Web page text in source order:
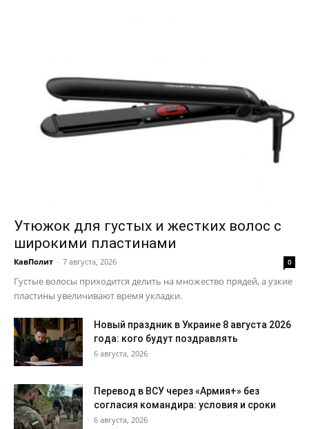
Утюжок для густых и жестких волос с
широкими пластинами
КавПолит - 7 августа, 2026 0
Густые волосы приходится делить на множество прядей, а узкие
пластины увеличивают время укладки.
Новый праздник в Украине 8 августа 2026
года: кого будут поздравлять
6 августа, 2026
Перевод в ВСУ через «Армия+» без
согласия командира: условия и сроки
6 августа, 2026